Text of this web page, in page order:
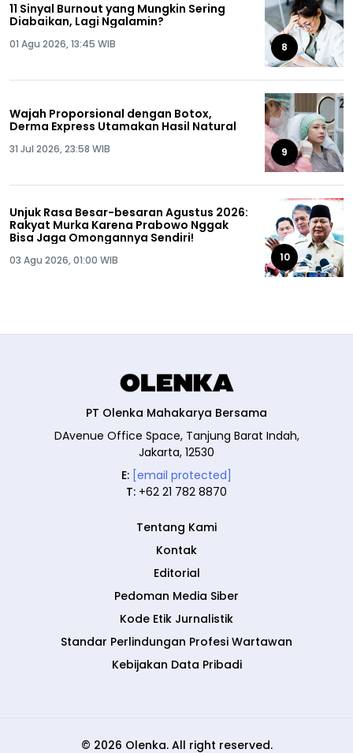
11 Sinyal Burnout yang Mungkin Sering
Diabaikan, Lagi Ngalamin?
01 Agu 2026, 13:45 WIB 8
Wajah Proporsional dengan Botox,
Derma Express Utamakan Hasil Natural
31 Jul 2026, 23:58 WIB 9
Unjuk Rasa Besar-besaran Agustus 2026:
Rakyat Murka Karena Prabowo Nggak
Bisa Jaga Omongannya Sendiri!
03 Agu 2026, 01:00 WIB 10
PT Olenka Mahakarya Bersama
DAvenue Office Space, Tanjung Barat Indah,
Jakarta, 12530
E: [email protected]
T: +62 21 782 8870
Tentang Kami
Kontak
Editorial
Pedoman Media Siber
Kode Etik Jurnalistik
Standar Perlindungan Profesi Wartawan
Kebijakan Data Pribadi
© 2026 Olenka. All right reserved.